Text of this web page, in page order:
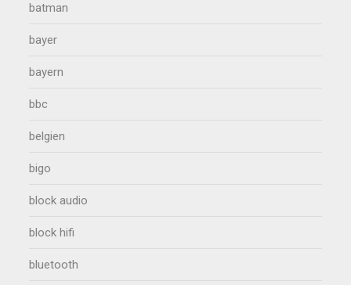
batman
bayer
bayern
bbc
belgien
bigo
block audio
block hifi
bluetooth